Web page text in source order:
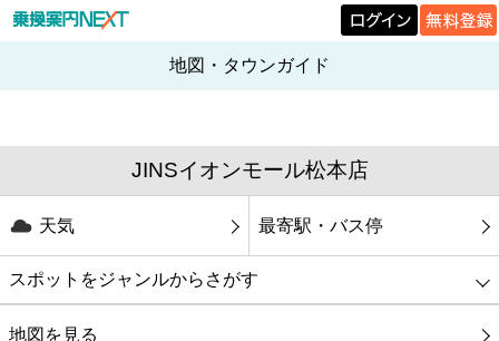
地図・タウンガイド
JINSイオンモール松本店
天気 最寄駅・バス停
スポットをジャンルからさがす
グルメ
地図を見る